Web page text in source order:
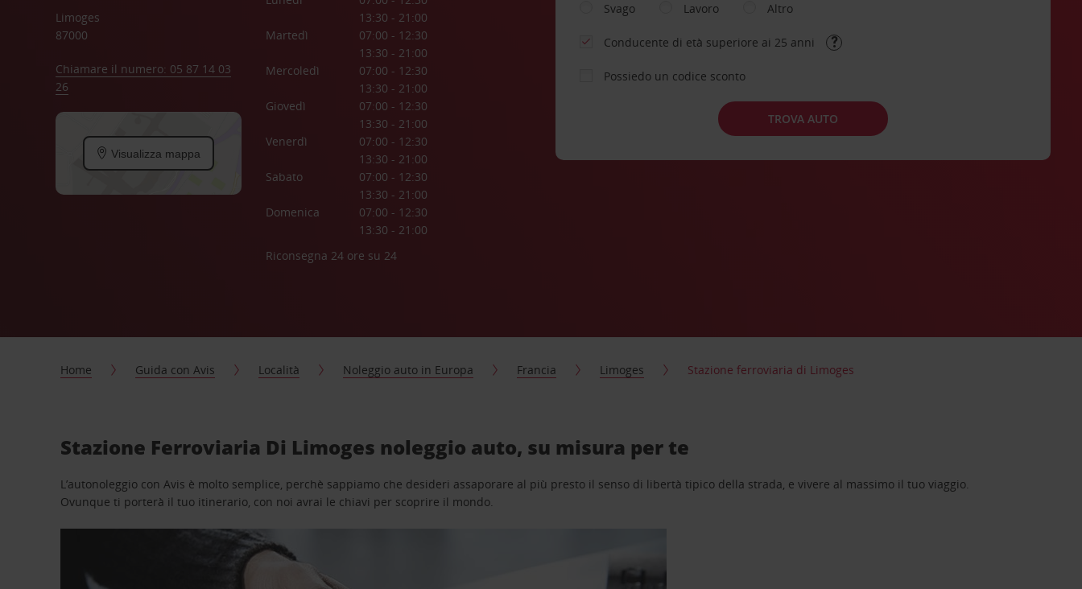
Limoges
87000
Chiamare il numero: 05 87 14 03
26
Visualizza mappa
13:30 - 21:00
Martedì
07:00 - 12:30
13:30 - 21:00
Mercoledì
07:00 - 12:30
13:30 - 21:00
Giovedì
07:00 - 12:30
13:30 - 21:00
Venerdì
07:00 - 12:30
13:30 - 21:00
Sabato
07:00 - 12:30
13:30 - 21:00
Domenica
07:00 - 12:30
13:30 - 21:00
Riconsegna 24 ore su 24
Svago
Lavoro Altro
Conducente di età superiore ai 25 anni
Possiedo un codice sconto
TROVA AUTO
Home Guida con Avis Località Noleggio auto in Europa Francia Limoges Stazione ferroviaria di Limoges
Stazione Ferroviaria Di Limoges noleggio auto, su misura per te
L’autonoleggio con Avis è molto semplice, perchè sappiamo che desideri assaporare al più presto il senso di libertà tipico della strada, e vivere al massimo il tuo viaggio.
Ovunque ti porterà il tuo itinerario, con noi avrai le chiavi per scoprire il mondo.